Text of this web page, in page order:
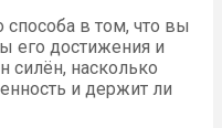
в том, что вы
его достижения и
силён, насколько
и держит ли